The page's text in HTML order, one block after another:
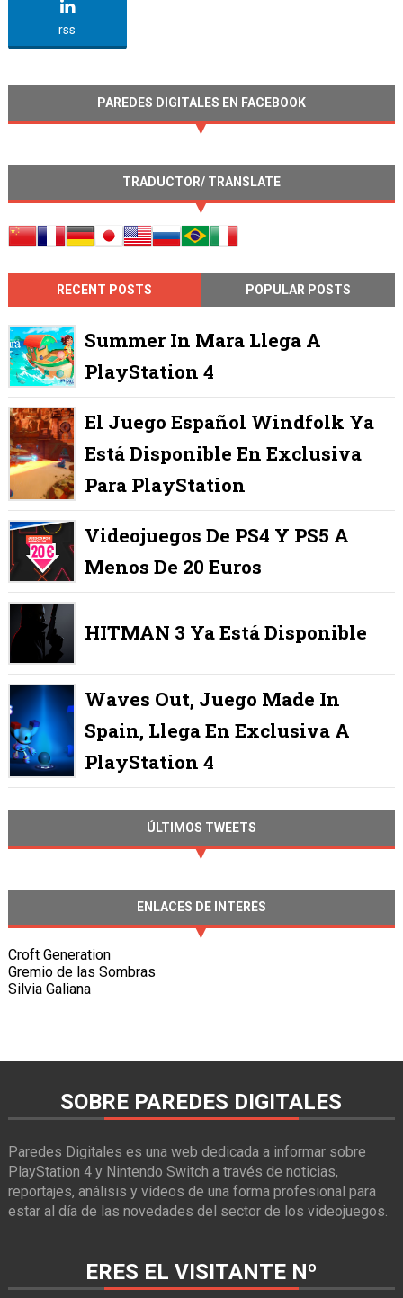
rss
PAREDES DIGITALES EN FACEBOOK
TRADUCTOR/ TRANSLATE
RECENT POSTS POPULAR POSTS
Summer In Mara Llega A
PlayStation 4
El Juego Español Windfolk Ya
Está Disponible En Exclusiva
Para PlayStation
Videojuegos De PS4 Y PS5 A
Menos De 20 Euros
HITMAN 3 Ya Está Disponible
Waves Out, Juego Made In
Spain, Llega En Exclusiva A
PlayStation 4
ÚLTIMOS TWEETS
ENLACES DE INTERÉS
Croft Generation
Gremio de las Sombras
Silvia Galiana
SOBRE PAREDES DIGITALES
Paredes Digitales es una web dedicada a informar sobre
PlayStation 4 y Nintendo Switch a través de noticias,
reportajes, análisis y vídeos de una forma profesional para
estar al día de las novedades del sector de los videojuegos.
ERES EL VISITANTE Nº